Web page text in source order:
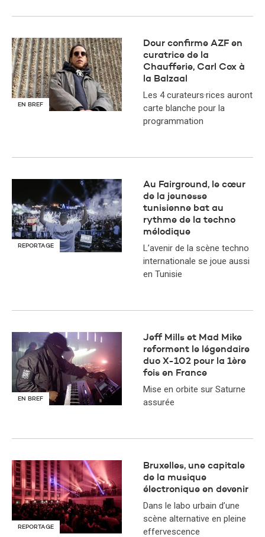
EN BREF
Dour confirme AZF en
curatrice de la
Chaufferie, Carl Cox à
la Balzaal
Les 4 curateurs·rices auront
carte blanche pour la
programmation
REPORTAGE
Au Fairground, le cœur
de la jeunesse
tunisienne bat au
rythme de la techno
mélodique
L’avenir de la scène techno
internationale se joue aussi
en Tunisie
EN BREF
Jeff Mills et Mad Mike
reforment le légendaire
duo X-102 pour la 1ère
fois en France
Mise en orbite sur Saturne
assurée
REPORTAGE
Bruxelles, une capitale
de la musique
électronique en devenir
Dans le labo urbain d’une
scène alternative en pleine
effervescence